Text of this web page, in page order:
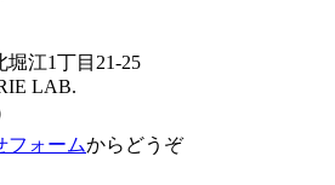
堀江1丁目21-25
LAB.
フォームからどうぞ